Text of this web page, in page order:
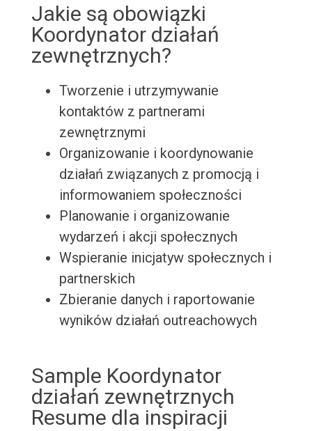
Jakie są obowiązki
Koordynator działań
zewnętrznych?
Tworzenie i utrzymywanie
kontaktów z partnerami
zewnętrznymi
Organizowanie i koordynowanie
działań związanych z promocją i
informowaniem społeczności
Planowanie i organizowanie
wydarzeń i akcji społecznych
Wspieranie inicjatyw społecznych i
partnerskich
Zbieranie danych i raportowanie
wyników działań outreachowych
Sample Koordynator
działań zewnętrznych
Resume dla inspiracji